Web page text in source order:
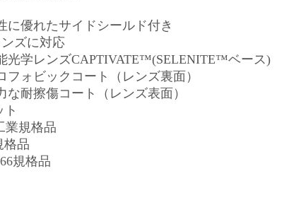
に優れたサイドシールド付き
ズに対応
光学レンズCAPTIVATE™(SELENITE™ベース)
フォビックコート（レンズ裏面）
な耐擦傷コート（レンズ表面）
ト
業規格品
格品
規格品